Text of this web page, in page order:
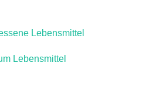
Lebensmittel
Lebensmittel